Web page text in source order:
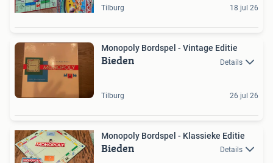
Tilburg 18 jul 26
Monopoly Bordspel - Vintage Editie
Bieden Details
Tilburg 26 jul 26
Monopoly Bordspel - Klassieke Editie
Bieden Details